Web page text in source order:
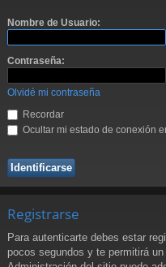
Nombre de Usuario:
Contraseña:
Olvidé mi contraseña
Recordar
Ocultar mi estado de conexión
Registrarse
Para autenticarte debes estar
pocos segundos y te permitirá